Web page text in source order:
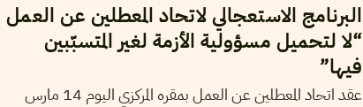
البرنامج الاستعجالي لاتحاد المعطلين عن العمل
“لا لتحميل مسؤولية الأزمة لغير المتسبّبين
فيها”
عقد اتحاد المعطلين عن العمل بمقره المركزي اليوم 14 مارس